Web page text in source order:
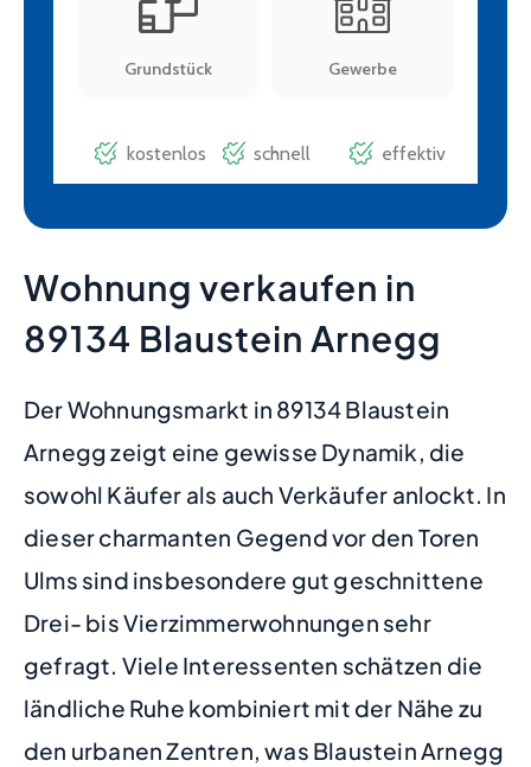
Wohnung verkaufen in
89134 Blaustein Arnegg
Der Wohnungsmarkt in 89134 Blaustein
Arnegg zeigt eine gewisse Dynamik, die
sowohl Käufer als auch Verkäufer anlockt. In
dieser charmanten Gegend vor den Toren
Ulms sind insbesondere gut geschnittene
Drei- bis Vierzimmerwohnungen sehr
gefragt. Viele Interessenten schätzen die
ländliche Ruhe kombiniert mit der Nähe zu
den urbanen Zentren, was Blaustein Arnegg